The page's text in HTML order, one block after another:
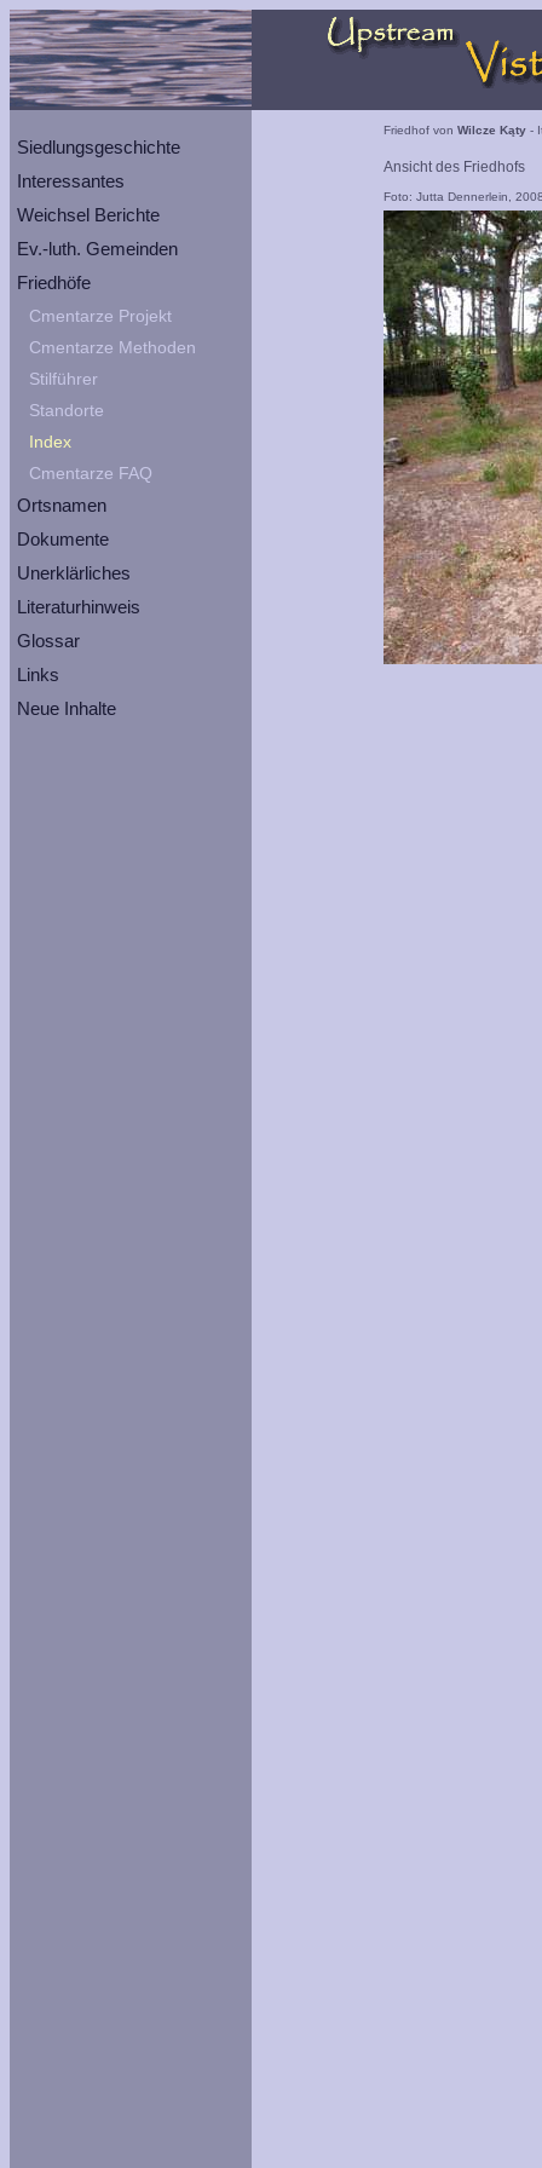
Siedlungsgeschichte
Interessantes
Weichsel Berichte
Ev.-luth. Gemeinden
Friedhöfe
Cmentarze Projekt
Cmentarze Methoden
Stilführer
Standorte
Index
Cmentarze FAQ
Ortsnamen
Dokumente
Unerklärliches
Literaturhinweis
Glossar
Links
Neue Inhalte
Friedhof von Wilcze Kąty -
Ansicht des Friedhofs
Foto: Jutta Dennerlein,